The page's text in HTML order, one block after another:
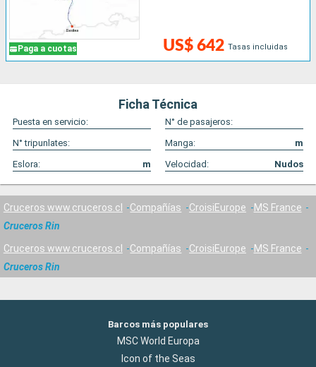
Paga a cuotas US$ 642 Tasas incluidas
Ficha Técnica
Puesta en servicio:
N° de pasajeros:
N° tripunlates:
Manga:
m
Eslora:
m Velocidad: Nudos
Cruceros www.cruceros.cl Compañías CroisiEurope
MS France
Cruceros Rin
Cruceros www.cruceros.cl Compañías CroisiEurope
MS France
Cruceros Rin
Barcos más populares
MSC World Europa
Icon of the Seas